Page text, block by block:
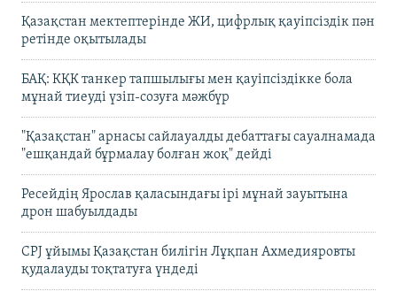
Қазақстан мектептерінде ЖИ, цифрлық қауіпсіздік пән
ретінде оқытылады
БАҚ: КҚК танкер тапшылығы мен қауіпсіздікке бола
мұнай тиеуді үзіп-созуға мәжбүр
"Қазақстан" арнасы сайлауалды дебаттағы сауалнамада
"ешқандай бұрмалау болған жоқ" дейді
Ресейдің Ярослав қаласындағы ірі мұнай зауытына
дрон шабуылдады
CPJ ұйымы Қазақстан билігін Лұқпан Ахмедияровты
қудалауды тоқтатуға үндеді